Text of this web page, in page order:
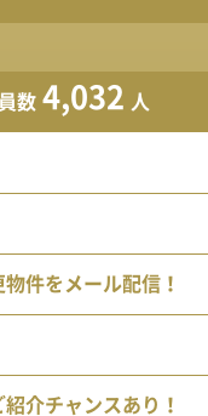
数 4,032 人
件をメール配信！
介チャンスあり！